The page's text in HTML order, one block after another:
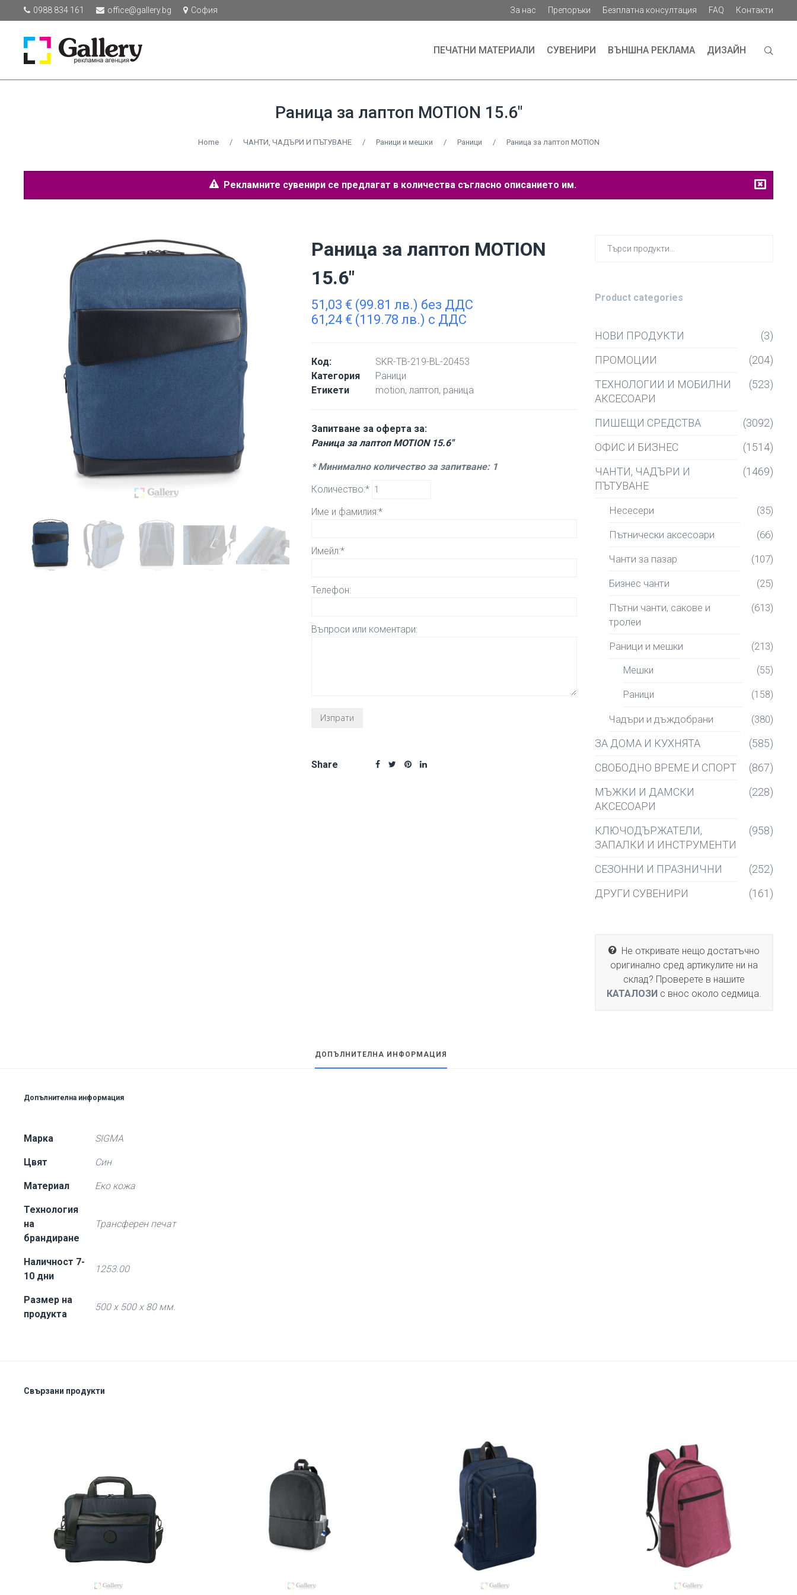
0988 834 161 office@gallery.bg София За нас Препоръки Безплатна консултация FAQ Контакти
ПЕЧАТНИ МАТЕРИАЛИ СУВЕНИРИ ВЪНШНА РЕКЛАМА ДИЗАЙН
Раница за лаптоп MOTION 15.6″
Home / ЧАНТИ, ЧАДЪРИ И ПЪТУВАНЕ / Раници и мешки / Раници / Раница за лаптоп MOTION
Рекламните сувенири се предлагат в количества съгласно описанието им.
Раница за лаптоп MOTION
15.6″
51,03 € (99.81 лв.) без ДДС
61,24 € (119.78 лв.) с ДДС
Код:
SKR-TB-219-BL-20453
Категория
Раници
Етикети
motion,лаптоп, раница
Запитване за оферта за:
Раница за лаптоп MOTION 15.6″
* Минимално количество за запитване: 1
Количество:*
Име и фамилия:*
Имейл:*
Телефон:
Въпроси или коментари:
Share
Product categories
НОВИ ПРОДУКТИ
(3)
ПРОМОЦИИ
(204)
ТЕХНОЛОГИИ И МОБИЛНИ
АКСЕСОАРИ
(523)
ПИШЕЩИ СРЕДСТВА
(3092)
ОФИС И БИЗНЕС
(1514)
ЧАНТИ, ЧАДЪРИ И
ПЪТУВАНЕ
(1469)
Несесери (35)
Пътнически аксесоари (66)
Чанти за пазар (107)
Бизнес чанти (25)
Пътни чанти, сакове и
тролеи
(613)
Раници и мешки (213)
Мешки (55)
Раници (158)
Чадъри и дъждобрани (380)
ЗА ДОМА И КУХНЯТА
(585)
СВОБОДНО ВРЕМЕ И СПОРТ
(867)
МЪЖКИ И ДАМСКИ
АКСЕСОАРИ
(228)
КЛЮЧОДЪРЖАТЕЛИ,
ЗАПАЛКИ И ИНСТРУМЕНТИ
(958)
СЕЗОННИ И ПРАЗНИЧНИ
(252)
ДРУГИ СУВЕНИРИ
(161)
Не откривате нещо достатъчно
оригинално сред артикулите ни на
склад? Проверете в нашите
КАТАЛОЗИ с внос около седмица.
ДОПЪЛНИТЕЛНА ИНФОРМАЦИЯ
Допълнителна информация
Марка SIGMA
Цвят Син
Материал Еко кожа
Технология
на
брандиране
Трансферен печат
Наличност 7-
10 дни
1253.00
Размер на
продукта
500 x 500 x 80 мм.
Свързани продукти